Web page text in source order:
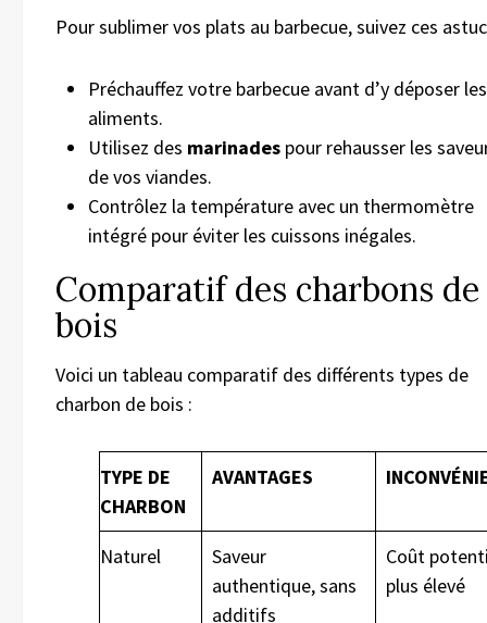
Pour sublimer vos plats au barbecue, suivez ces
Préchauffez votre barbecue avant d’y déposer les
aliments.
Utilisez des marinades pour rehausser les
de vos viandes.
Contrôlez la température avec un thermomètre
intégré pour éviter les cuissons inégales.
Comparatif des charbons de
bois
Voici un tableau comparatif des différents types de
charbon de bois :
TYPE DE
CHARBON
AVANTAGES
Naturel
Saveur
authentique, sans
additifs
Coût
plus élevé